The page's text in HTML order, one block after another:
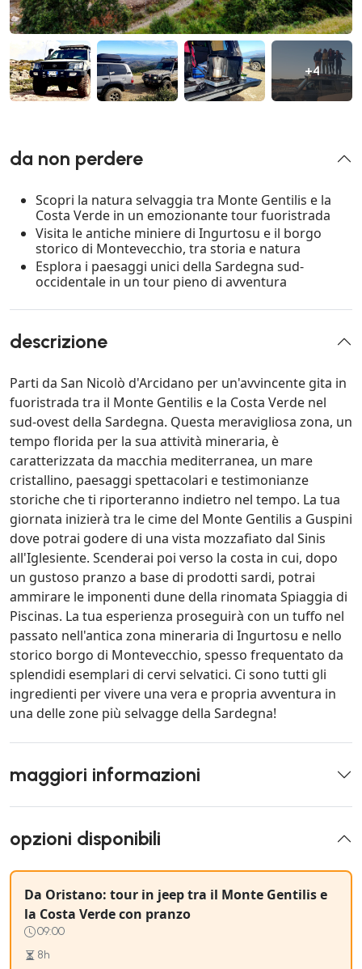
+4
da non perdere
Scopri la natura selvaggia tra Monte Gentilis e la
Costa Verde in un emozionante tour fuoristrada
Visita le antiche miniere di Ingurtosu e il borgo
storico di Montevecchio, tra storia e natura
Esplora i paesaggi unici della Sardegna sud-
occidentale in un tour pieno di avventura
descrizione
Parti da San Nicolò d'Arcidano per un'avvincente gita in
fuoristrada tra il Monte Gentilis e la Costa Verde nel
sud-ovest della Sardegna. Questa meravigliosa zona, un
tempo florida per la sua attività mineraria, è
caratterizzata da macchia mediterranea, un mare
cristallino, paesaggi spettacolari e testimonianze
storiche che ti riporteranno indietro nel tempo. La tua
giornata inizierà tra le cime del Monte Gentilis a Guspini
dove potrai godere di una vista mozzafiato dal Sinis
all'Iglesiente. Scenderai poi verso la costa in cui, dopo
un gustoso pranzo a base di prodotti sardi, potrai
ammirare le imponenti dune della rinomata Spiaggia di
Piscinas. La tua esperienza proseguirà con un tuffo nel
passato nell'antica zona mineraria di Ingurtosu e nello
storico borgo di Montevecchio, spesso frequentato da
splendidi esemplari di cervi selvatici. Ci sono tutti gli
ingredienti per vivere una vera e propria avventura in
una delle zone più selvagge della Sardegna!
maggiori informazioni
opzioni disponibili
Da Oristano: tour in jeep tra il Monte Gentilis e
la Costa Verde con pranzo
09:00
8h